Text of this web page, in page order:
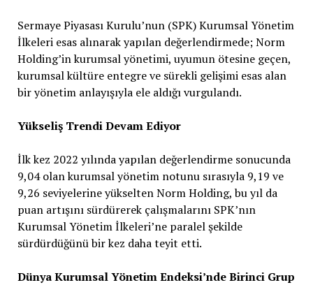
Sermaye Piyasası Kurulu’nun (SPK) Kurumsal Yönetim
İlkeleri esas alınarak yapılan değerlendirmede; Norm
Holding’in kurumsal yönetimi, uyumun ötesine geçen,
kurumsal kültüre entegre ve sürekli gelişimi esas alan
bir yönetim anlayışıyla ele aldığı vurgulandı.
Yükseliş Trendi Devam Ediyor
İlk kez 2022 yılında yapılan değerlendirme sonucunda
9,04 olan kurumsal yönetim notunu sırasıyla 9,19 ve
9,26 seviyelerine yükselten Norm Holding, bu yıl da
puan artışını sürdürerek çalışmalarını SPK’nın
Kurumsal Yönetim İlkeleri’ne paralel şekilde
sürdürdüğünü bir kez daha teyit etti.
Dünya Kurumsal Yönetim Endeksi’nde Birinci Grup